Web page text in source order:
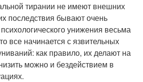
тирании не имеют внешних
последствия бывают очень
унижения весьма
все начинается с язвительных
как правило, их делают на
можно и бездействием в